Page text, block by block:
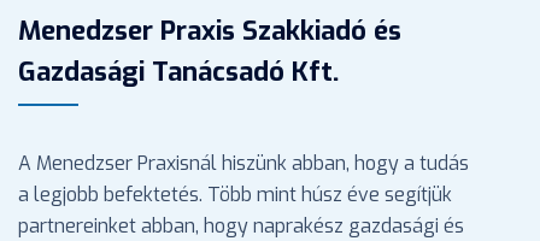
Menedzser Praxis Szakkiadó és
Gazdasági Tanácsadó Kft.
A Menedzser Praxisnál hiszünk abban, hogy a tudás
a legjobb befektetés. Több mint húsz éve segítjük
partnereinket abban, hogy naprakész gazdasági és